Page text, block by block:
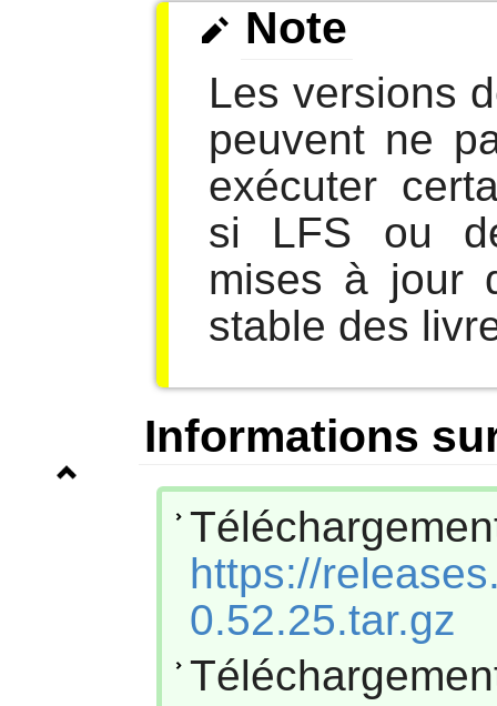
Note
Les versions
peuvent ne
exécuter
si LFS ou
mises à jour
stable des
Informations
https://
0.52.25.tar.gz